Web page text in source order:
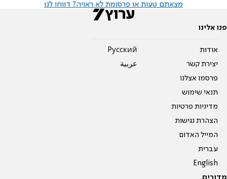
מצאתם טעות או פרסומת לא ראויה? דווחו לנו
פנו אלינו
אודות
יצירת קשר
פרסמו אצלנו
תנאי שימוש
מדיניות פרטיות
הצהרת נגישות
המייל האדום
עברית
English
Pусский
عربية
מדורים